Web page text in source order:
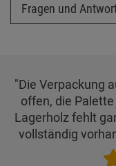
Fragen und
"Die Verpackung
offen, die
Lagerholz fehlt
vollständig